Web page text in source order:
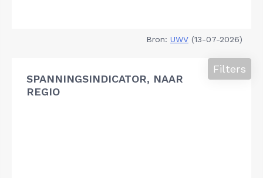
Bron: UWV (13-07-2026)
SPANNINGSINDICATOR, NAAR
REGIO
Filters